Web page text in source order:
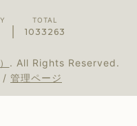
TOTAL
1033263
. All Rights Reserved.
/ 管理ページ